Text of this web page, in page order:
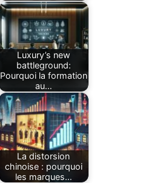
Luxury’s new
battleground:
Pourquoi la formation
au…
La distorsion
chinoise : pourquoi
les marques…